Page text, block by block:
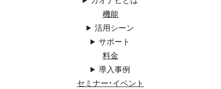
機能
活用シーン
サポート
料金
導入事例
セミナー・イベント